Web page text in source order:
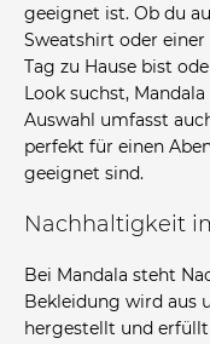
geeignet ist. Ob du
Sweatshirt oder
Tag zu Hause bist
Look suchst,
Auswahl umfasst
perfekt für einen
geeignet sind.
Nachhaltigkeit
Bei Mandala steht
Bekleidung wird aus
hergestellt und